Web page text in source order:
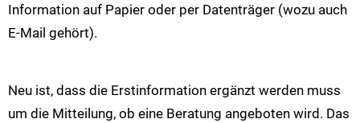
Information auf Papier oder per Datenträger (wozu auch
E-Mail gehört).
Neu ist, dass die Erstinformation ergänzt werden muss
um die Mitteilung, ob eine Beratung angeboten wird. Das